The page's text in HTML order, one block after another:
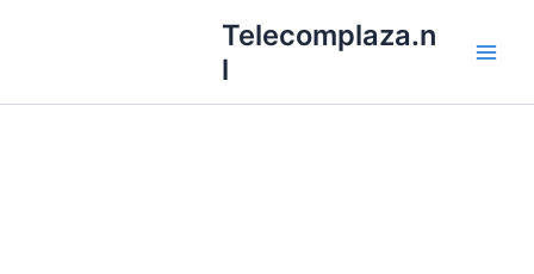
inhoud
Telecomplaza.n
l